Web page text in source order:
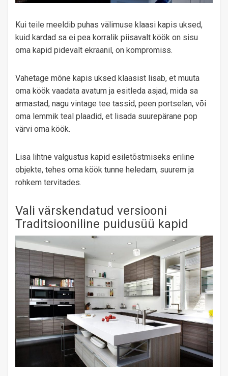
Kui teile meeldib puhas välimuse klaasi kapis uksed,
kuid kardad sa ei pea korralik piisavalt köök on sisu
oma kapid pidevalt ekraanil, on kompromiss.
Vahetage mõne kapis uksed klaasist lisab, et muuta
oma köök vaadata avatum ja esitleda asjad, mida sa
armastad, nagu vintage tee tassid, peen portselan, või
oma lemmik teal plaadid, et lisada suurepärane pop
värvi oma köök.
Lisa lihtne valgustus kapid esiletõstmiseks eriline
objekte, tehes oma köök tunne heledam, suurem ja
rohkem tervitades.
Vali värskendatud versiooni
Traditsiooniline puidusüü kapid